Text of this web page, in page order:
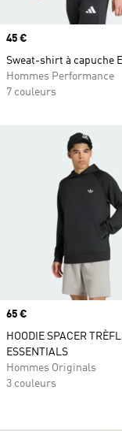
Prix
45 €
Sweat-shirt à capuche
Hommes Performance
7 couleurs
Prix
65 €
HOODIE SPACER
ESSENTIALS
Hommes Originals
3 couleurs